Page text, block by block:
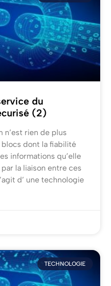
du
(2)
n’est rien de plus
blocs dont la fiabilité
informations qu’elle
la liaison entre ces
d’ une technologie
TECHNOLOGIE